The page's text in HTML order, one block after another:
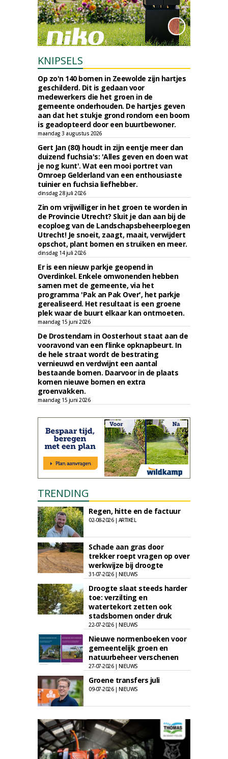
KNIPSELS
Op zo'n 140 bomen in Zeewolde zijn hartjes
geschilderd. Dit is gedaan voor
medewerkers die het groen in de
gemeente onderhouden. De hartjes geven
aan dat het stukje grond rondom een boom
is geadopteerd door een buurtbewoner.
maandag 3 augustus 2026
Gert Jan (80) houdt in zijn eentje meer dan
duizend fuchsia's: 'Alles geven en doen wat
je nog kunt'. Wat een mooi portret van
Omroep Gelderland van een enthousiaste
tuinier en fuchsia liefhebber.
dinsdag 28 juli 2026
Zin om vrijwilliger in het groen te worden in
de Provincie Utrecht? Sluit je dan aan bij de
ecoploeg van de Landschapsbeheerploegen
Utrecht! Je snoeit, zaagt, maait, verwijdert
opschot, plant bomen en struiken en meer.
dinsdag 14 juli 2026
Er is een nieuw parkje geopend in
Overdinkel. Enkele omwonenden hebben
samen met de gemeente, via het
programma 'Pak an Pak Over', het parkje
gerealiseerd. Het resultaat is een groene
plek waar de buurt elkaar kan ontmoeten.
maandag 15 juni 2026
De Drostendam in Oosterhout staat aan de
vooravond van een flinke opknapbeurt. In
de hele straat wordt de bestrating
vernieuwd en verdwijnt een aantal
bestaande bomen. Daarvoor in de plaats
komen nieuwe bomen en extra
groenvakken.
maandag 15 juni 2026
TRENDING
Regen, hitte en de factuur
02-08-2026 | ARTIKEL
Schade aan gras door
trekker roept vragen op over
werkwijze bij droogte
31-07-2026 | NIEUWS
Droogte slaat steeds harder
toe: verzilting en
watertekort zetten ook
stadsbomen onder druk
22-07-2026 | NIEUWS
Nieuwe normenboeken voor
gemeentelijk groen en
natuurbeheer verschenen
27-07-2026 | NIEUWS
Groene transfers juli
09-07-2026 | NIEUWS